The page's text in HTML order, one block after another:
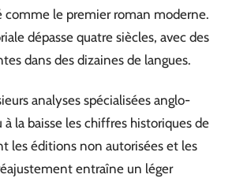
comme le premier roman moderne.
dépasse quatre siècles, avec des
dans des dizaines de langues.
analyses spécialisées anglo-
la baisse les chiffres historiques de
les éditions non autorisées et les
entraîne un léger